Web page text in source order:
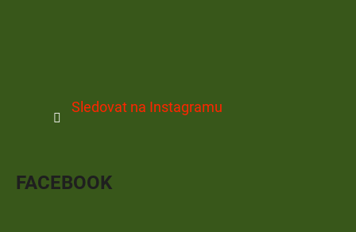
Sledovat na Instagramu
FACEBOOK